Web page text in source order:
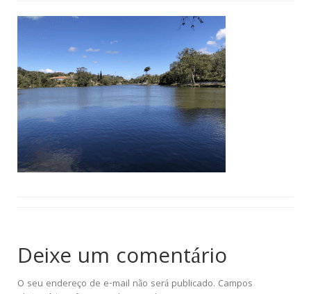
Deixe um comentário
O seu endereço de e-mail não será publicado. Campos